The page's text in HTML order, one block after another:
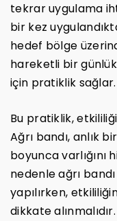
tekrar uygulama
bir kez
hedef bölge
hareketli bir
için pratiklik sağlar.
Bu pratiklik,
Ağrı bandı, anlık
boyunca
nedenle ağrı bandı
yapılırken,
dikkate alınmalıdır.